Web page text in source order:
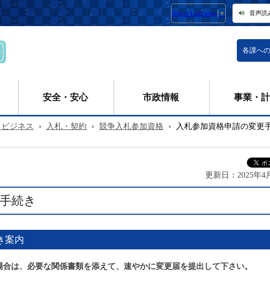
Select Language ▼ 音声読
各課への
安全・安心 市政情報 事業・
ジネス › 入札・契約 › 競争入札参加資格 › 入札参加資格申請の変更
更新日： 2025年4
続き
案内
は、必要な関係書類を添えて、速やかに変更届を提出して下さい。